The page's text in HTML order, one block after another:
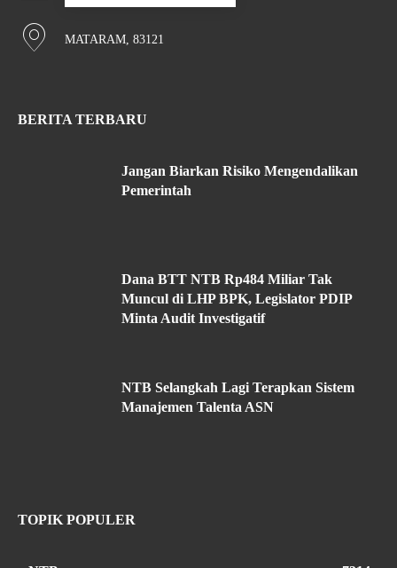
MATARAM, 83121
BERITA TERBARU
Jangan Biarkan Risiko Mengendalikan
Pemerintah
Dana BTT NTB Rp484 Miliar Tak
Muncul di LHP BPK, Legislator PDIP
Minta Audit Investigatif
NTB Selangkah Lagi Terapkan Sistem
Manajemen Talenta ASN
TOPIK POPULER